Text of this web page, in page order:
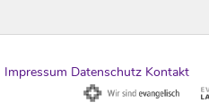
Impressum Datenschutz Kontakt